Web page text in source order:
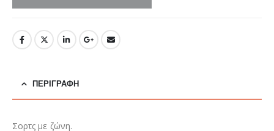
ΠΕΡΙΓΡΑΦΉ
Σορτς με ζώνη.